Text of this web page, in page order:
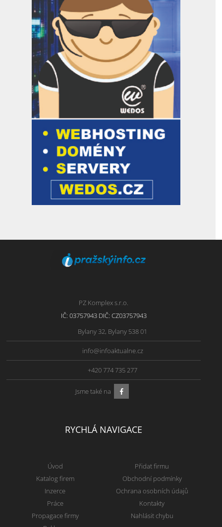
PZ Komplex s.r.o.
IČ: 03757943 DIČ: CZ03757943
Bylany 32, Bylany 538 01
info@infoaktualne.cz
+420 774 735 277
Jsme také na
RYCHLÁ NAVIGACE
Úvod
Katalog firem
Inzerce
Práce
Propagace firmy
Přidat firmu
Obchodní podmínky
Ochrana osobních údajů
Kontakty
Nahlásit chybu